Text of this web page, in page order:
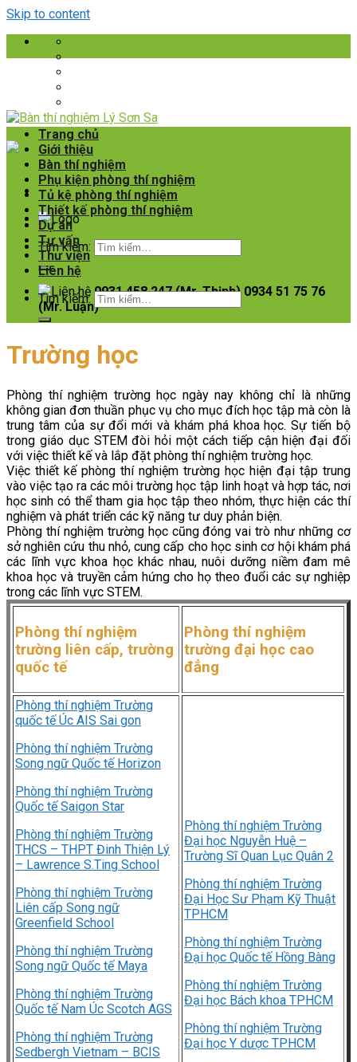
Skip to content
Tìm kiếm:
0931 458 247 (Mr. Thịnh) 0934 51 75 76
(Mr. Luận)
Trang chủ
Giới thiệu
Bàn thí nghiệm
Phụ kiện phòng thí nghiệm
Tủ kệ phòng thí nghiệm
Thiết kế phòng thí nghiệm
Dự án
Tư vấn
Thư viện
Liên hệ
Tìm kiếm:
Trường học
Phòng thí nghiệm trường học ngày nay không chỉ là những
không gian đơn thuần phục vụ cho mục đích học tập mà còn là
trung tâm của sự đổi mới và khám phá khoa học. Sự tiến bộ
trong giáo dục STEM đòi hỏi một cách tiếp cận hiện đại đối
với việc thiết kế và lắp đặt phòng thí nghiệm trường học.
Việc thiết kế phòng thí nghiệm trường học hiện đại tập trung
vào việc tạo ra các môi trường học tập linh hoạt và hợp tác, nơi
học sinh có thể tham gia học tập theo nhóm, thực hiện các thí
nghiệm và phát triển các kỹ năng tư duy phản biện.
Phòng thí nghiệm trường học cũng đóng vai trò như những cơ
sở nghiên cứu thu nhỏ, cung cấp cho học sinh cơ hội khám phá
các lĩnh vực khoa học khác nhau, nuôi dưỡng niềm đam mê
khoa học và truyền cảm hứng cho họ theo đuổi các sự nghiệp
trong các lĩnh vực STEM.
Phòng thí nghiệm
trường liên cấp, trường
quốc tế
Phòng thí nghiệm
trường đại học cao
đẳng
Phòng thí nghiệm Trường
quốc tế Úc AIS Sai gon
Phòng thí nghiệm Trường
Song ngữ Quốc tế Horizon
Phòng thí nghiệm Trường
Quốc tế Saigon Star
Phòng thí nghiệm Trường
THCS – THPT Đinh Thiện Lý
– Lawrence S.Ting School
Phòng thí nghiệm Trường
Liên cấp Song ngữ
Greenfield School
Phòng thí nghiệm Trường
Song ngữ Quốc tế Maya
Phòng thí nghiệm Trường
Quốc tế Nam Úc Scotch AGS
Phòng thí nghiệm Trường
Sedbergh Vietnam – BCIS
Phòng thí nghiệm Trường
Đại học Nguyễn Huệ –
Trường Sĩ Quan Lục Quân 2
Phòng thí nghiệm Trường
Đại Học Sư Phạm Kỹ Thuật
TPHCM
Phòng thí nghiệm Trường
Đại học Quốc tế Hồng Bàng
Phòng thí nghiệm Trường
Đại học Bách khoa TPHCM
Phòng thí nghiệm Trường
Đại học Y dược TPHCM